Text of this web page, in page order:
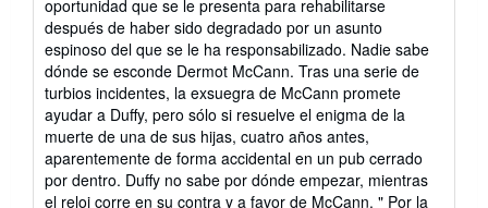
oportunidad que se le presenta para rehabilitarse
después de haber sido degradado por un asunto
espinoso del que se le ha responsabilizado. Nadie sabe
dónde se esconde Dermot McCann. Tras una serie de
turbios incidentes, la exsuegra de McCann promete
ayudar a Duffy, pero sólo si resuelve el enigma de la
muerte de una de sus hijas, cuatro años antes,
aparentemente de forma accidental en un pub cerrado
por dentro. Duffy no sabe por dónde empezar, mientras
el reloj corre en su contra y a favor de McCann. " Por la